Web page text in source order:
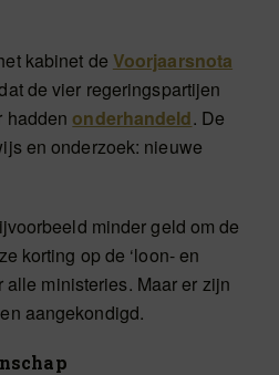
kabinet de Voorjaarsnota
de vier regeringspartijen
haddenonderhandeld. De
en onderzoek: nieuwe
minder geld om de
korting op de ‘loon- en
alle ministeries. Maar er zijn
aangekondigd.